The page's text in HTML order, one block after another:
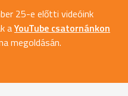
25-e előtti videóink
aYouTube csatornánkon
megoldásán.